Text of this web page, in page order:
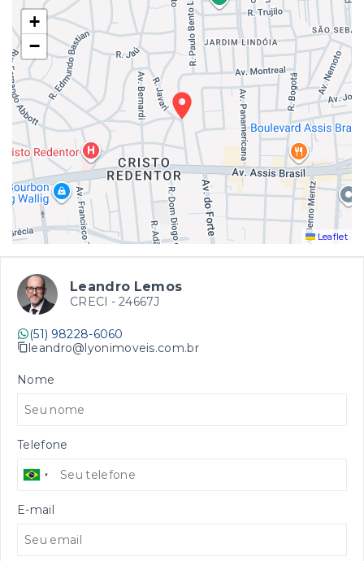
+
−
Leaflet
Leandro Lemos
CRECI - 24667J
(51) 98228-6060
leandro@lyonimoveis.com.br
Nome
Telefone
E-mail